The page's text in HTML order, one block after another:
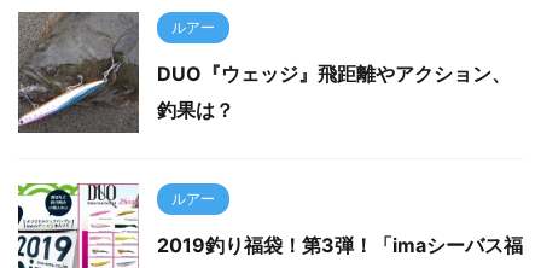
ルアー
DUO『ウェッジ』飛距離やアクション、
釣果は？
ルアー
2019釣り福袋！第3弾！「imaシーバス福